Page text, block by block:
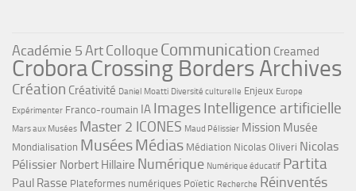
Académie 5ArtColloqueCommunication Creamed
CroboraCrossing Borders Archives
Création Créativité Daniel Moatti Diversité culturelle Enjeux Europe
Expérimenter Franco-roumain IA Images Intelligence artificielle
Mars aux Musées Master 2 ICONES Maud Pélissier Mission Musée
Mondialisation MuséesMédias Médiation Nicolas Oliveri Nicolas
Pélissier Norbert Hillaire Numérique Numérique éducatif Partita
Paul Rasse Plateformes numériques Poïetic Recherche Réinventés